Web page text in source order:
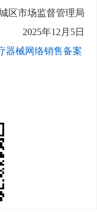
区市场监督管理局
2025年12月5日
器械网络销售备案